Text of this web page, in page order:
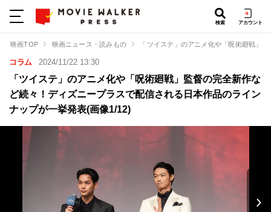
検索 アカウント
映画TOP 映画ニュース・読みもの 「ツイステ」のアニメ化や「呪術廻戦」
コラム 2024/11/22 13:30
「ツイステ」のアニメ化や「呪術廻戦」監督の完全新作な
ど続々！ディズニープラスで配信される日本作品のライン
ナップが一挙発表(画像1/12)